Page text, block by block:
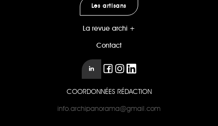
Les artisans
La revue archi +
Contact
COORDONNÉES RÉDACTION
info.archipanorama@gmail.com